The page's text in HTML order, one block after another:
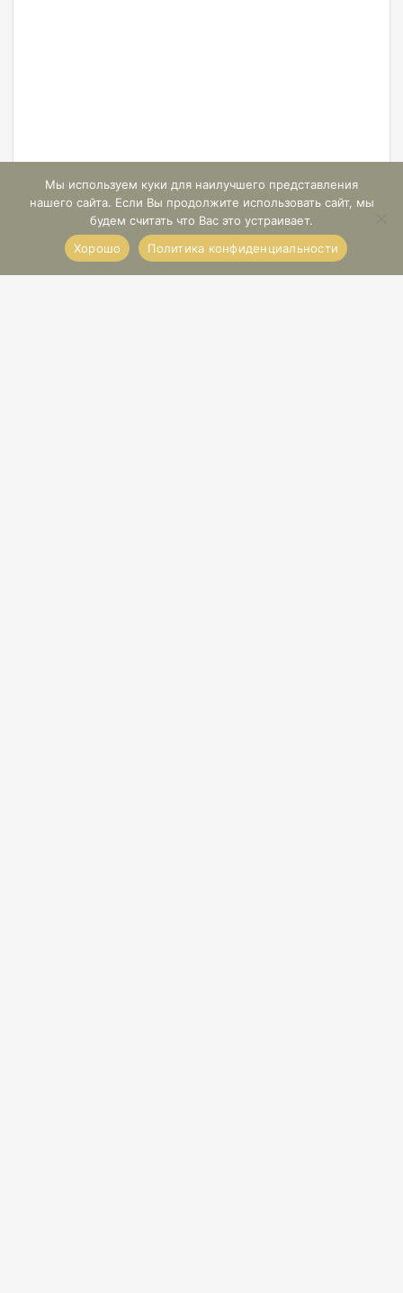
Мы используем куки для наилучшего представления
нашего сайта. Если Вы продолжите использовать сайт, мы
будем считать что Вас это устраивает.
Хорошо
Политика конфиденциальности